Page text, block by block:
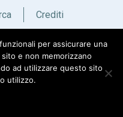
Crediti
English
per assicurare una
e non memorizzano
ad utilizzare questo sito
utilizzo.